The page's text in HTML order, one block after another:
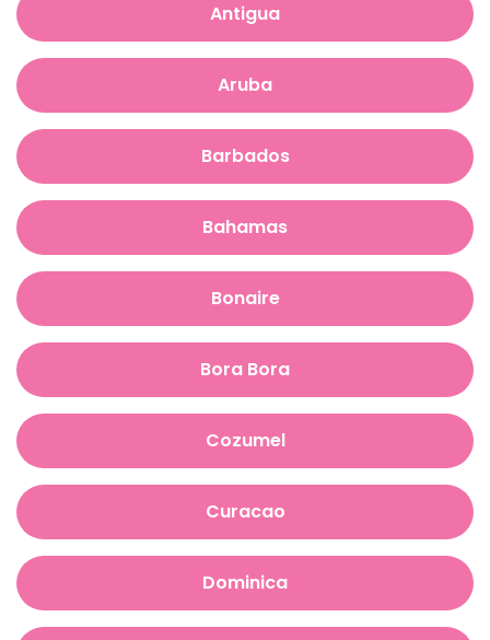
Antigua
Aruba
Barbados
Bahamas
Bonaire
Bora Bora
Cozumel
Curacao
Dominica